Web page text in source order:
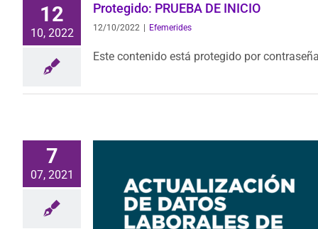
12
10, 2022
Protegido: PRUEBA DE INICIO
12/10/2022 Efemerides
Este contenido está protegido por
7
07, 2021
de